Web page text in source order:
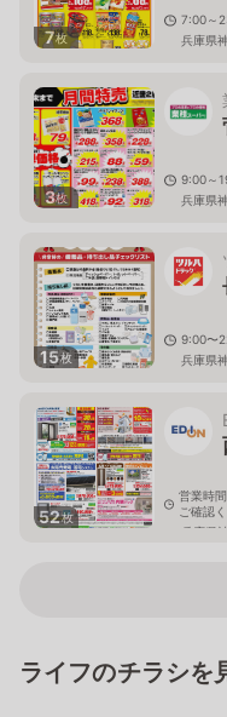
7枚
7:00～
兵庫県
3枚
9:00～
兵庫県
15枚
9:00〜
兵庫県
52枚
営業時
ご確認く
兵庫県
ライフのチラシを